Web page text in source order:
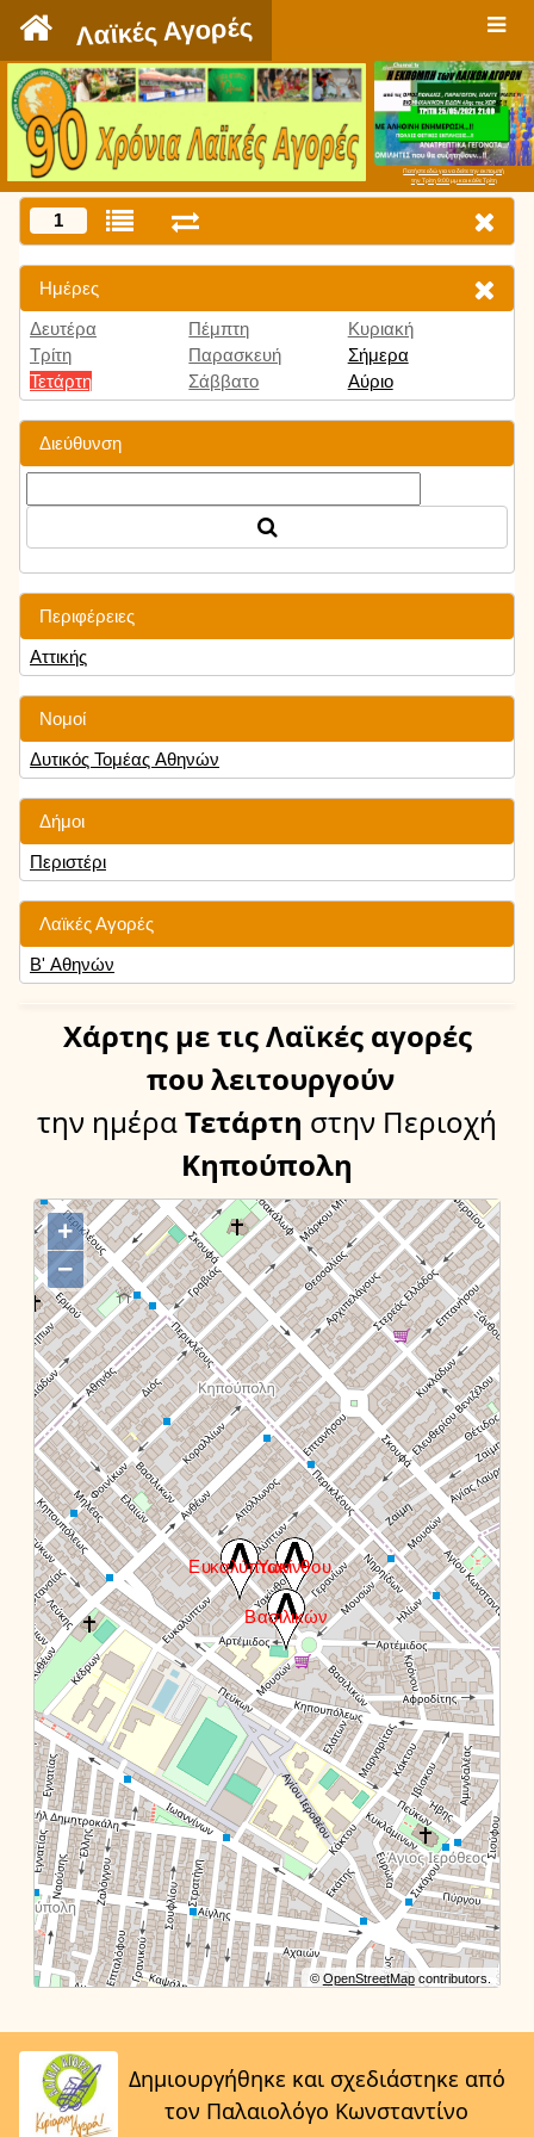
Λαϊκές Αγορές
Πατήστε εδώ για να δείτε την εκπομπή
την Τρίτη 9:00 μμ και κάθε Τρίτη
1
Ημέρες
Δευτέρα
Τρίτη
Τετάρτη
Πέμπτη
Παρασκευή
Σάββατο
Κυριακή
Σήμερα
Αύριο
Διεύθυνση
Περιφέρειες
Αττικής
Νομοί
Δυτικός Τομέας Αθηνών
Δήμοι
Περιστέρι
Λαϊκές Αγορές
Β' Αθηνών
Χάρτης με τις Λαϊκές αγορές
που λειτουργούν
την ημέραΤετάρτη στην Περιοχή
Κηπούπολη
+
−
© OpenStreetMapcontributors.
Δημιουργήθηκε και σχεδιάστηκε από
τον Παλαιολόγο Κωνσταντίνο